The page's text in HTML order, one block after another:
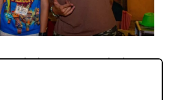
Megtanulod az
boldog, mert van egy